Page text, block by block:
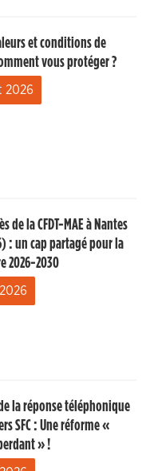
et conditions de
vous protéger ?
2026
de la CFDT-MAE à Nantes
: un cap partagé pour la
2026-2030
la réponse téléphonique
SFC : Une réforme «
» !